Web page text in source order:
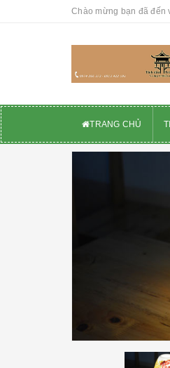
Chào mừng bạn đã đến
TRANG CHỦ